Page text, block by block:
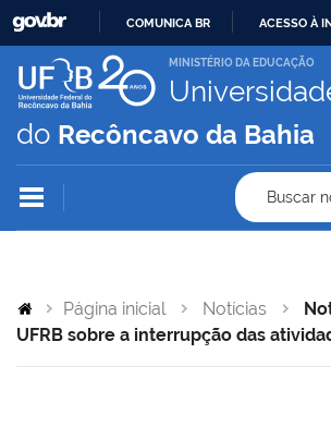
IR
PARA
CONTEÚDO
COMUNICA BR ACESSO À
MINISTÉRIO DA EDUCAÇÃO
do Recôncavo da Bahia
Buscar
Página inicial Notícias
UFRB sobre a interrupção das